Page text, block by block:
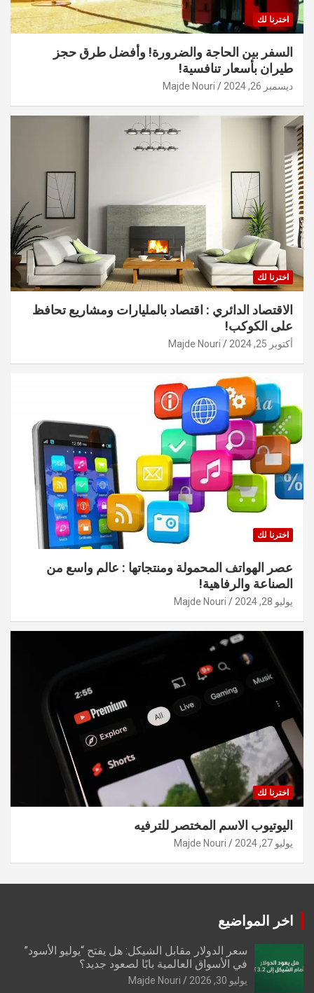
اخترنا لك
السفر بين الحاجة والضرورة! وأفضل طرق حجز
طيران بأسعار تنافسية!
ديسمبر 26, 2024 Majde Nouri
اخترنا لك
الاقتصاد الدائري : اقتصاد بالمليارات ومشاريع تحافظ
على الكوكب!
أكتوبر 25, 2024 Majde Nouri
اخترنا لك
عصر الهواتف المحمولة ومنتجاتها : عالم واسع من
الصناعة والرفاهية!
يوليو 28, 2024 Majde Nouri
اخترنا لك
اليوتيوب الاسم المختصر للترفيه
يوليو 27, 2024 Majde Nouri
اخر المواضيع
سعر الدولار مقابل الشيكل: هل يفتح “يوليو الأسود”
في الأسواق العالمية بابًا لصعود جديد؟
يوليو 30, 2026 Majde Nouri